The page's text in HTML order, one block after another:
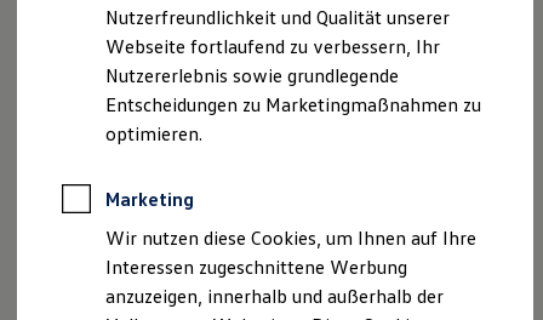
Reparatur, Pflege & Inspektion
Servicetermin anfragen
Service-Vorteile bei Volkswagen Nutzfahrzeuge
ServicePlus
Economy Service
Räder & Reifen Service
Ersatzfahrzeuge
Software, Konnektivität & Apps
California App
VW Connect für Ihren ID. Buzz
VW Connect für Ihren Transporter/Caravelle
VW Connect für Ihren Amarok
VW Connect für andere Modelle
Registergericht: Fürth
HB-Nr.: HRB 322
Registrierung Versicherungsvertreter mit
Erlaubnisbefreiung nach § 34 Abs. 3 GewO
(produktakzessorisch)
Nutzerfreundlichkeit und Qualität unserer
Webseite fortlaufend zu verbessern, Ihr
Nutzererlebnis sowie grundlegende
Entscheidungen zu Marketingmaßnahmen zu
optimieren.
Marketing
Wir nutzen diese Cookies, um Ihnen auf Ihre
Interessen zugeschnittene Werbung
anzuzeigen, innerhalb und außerhalb der